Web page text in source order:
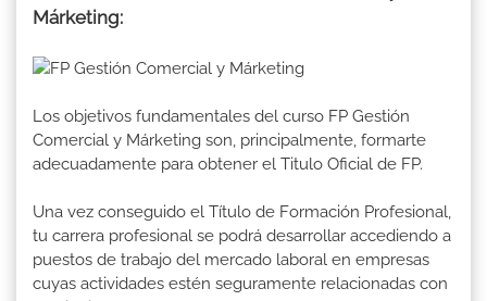
Márketing:
Los objetivos fundamentales del curso FP Gestión
Comercial y Márketing son, principalmente, formarte
adecuadamente para obtener el Titulo Oficial de FP.
Una vez conseguido el Título de Formación Profesional,
tu carrera profesional se podrá desarrollar accediendo a
puestos de trabajo del mercado laboral en empresas
cuyas actividades estén seguramente relacionadas con